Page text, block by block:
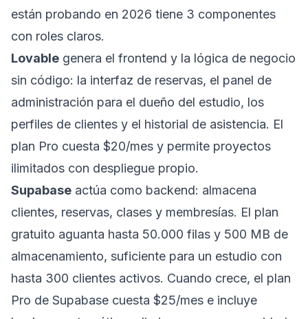
están probando en 2026 tiene 3 componentes
con roles claros.
Lovable genera el frontend y la lógica de negocio
sin código: la interfaz de reservas, el panel de
administración para el dueño del estudio, los
perfiles de clientes y el historial de asistencia. El
plan Pro cuesta $20/mes y permite proyectos
ilimitados con despliegue propio.
Supabase actúa como backend: almacena
clientes, reservas, clases y membresías. El plan
gratuito aguanta hasta 50.000 filas y 500 MB de
almacenamiento, suficiente para un estudio con
hasta 300 clientes activos. Cuando crece, el plan
Pro de Supabase cuesta $25/mes e incluye